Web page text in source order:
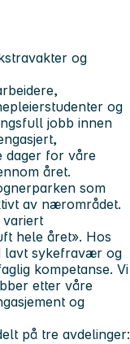
og
og
jobb innen
dager for våre
året.
som
av nærområdet.
variert
hele året». Hos
lavt sykefravær og
kompetanse. Vi
etter våre
og
på tre avdelinger: